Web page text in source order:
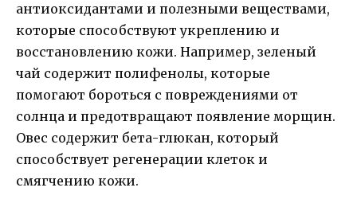
антиоксидантами и полезными веществами,
которые способствуют укреплению и
восстановлению кожи. Например, зеленый
чай содержит полифенолы, которые
помогают бороться с повреждениями от
солнца и предотвращают появление морщин.
Овес содержит бета-глюкан, который
способствует регенерации клеток и
смягчению кожи.